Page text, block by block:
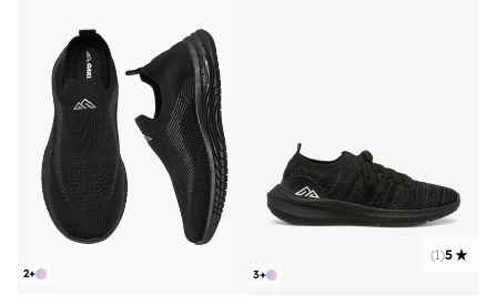
+
3
5
(
1
)
+
2